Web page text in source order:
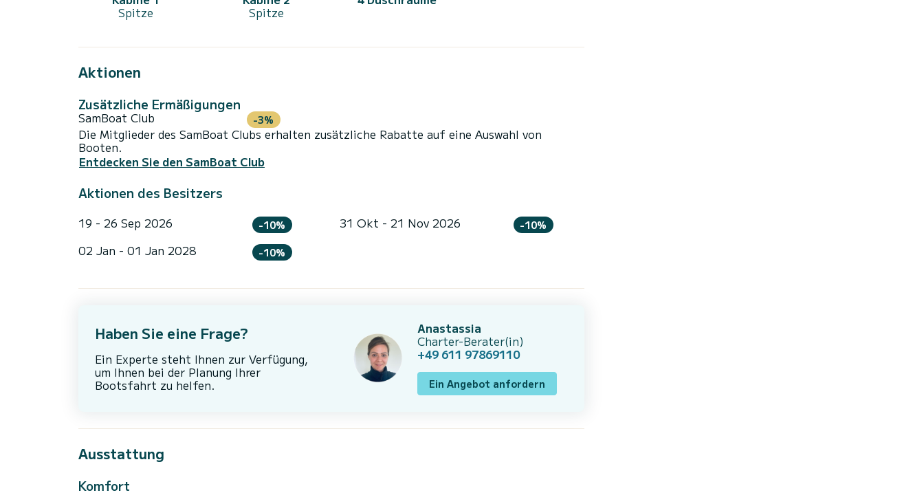
Spitze Spitze
Aktionen
Zusätzliche Ermäßigungen
SamBoat Club -3%
Die Mitglieder des SamBoat Clubs erhalten zusätzliche Rabatte auf eine Auswahl von
Booten.
Entdecken Sie den SamBoat Club
Aktionen des Besitzers
19 - 26 Sep 2026 -10% 31 Okt - 21 Nov 2026 -10%
02 Jan - 01 Jan 2028 -10%
Haben Sie eine Frage?
Ein Experte steht Ihnen zur Verfügung,
um Ihnen bei der Planung Ihrer
Bootsfahrt zu helfen.
Anastassia
Charter-Berater(in)
+49 611 97869110
Ein Angebot anfordern
Ausstattung
Komfort